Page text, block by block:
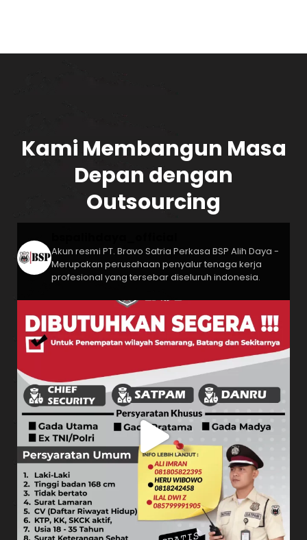
Kami Membangun Masa
Depan dengan
Outsourcing
Akun resmi PT. Bravo Satria Perkasa BSP Alih Daya -
Merupakan perusahaan penyalur tenaga kerja
profesional yang tersebar diseluruh indonesia.